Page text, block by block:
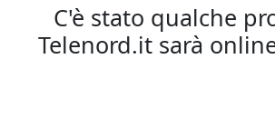
C'è stato qualche
Telenord.it sarà